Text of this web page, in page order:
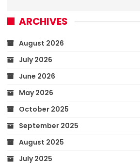
ARCHIVES
August 2026
July 2026
June 2026
May 2026
October 2025
September 2025
August 2025
July 2025